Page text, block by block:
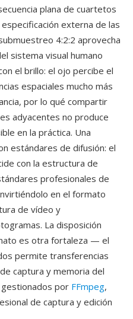
plana de cuartetos
externa de las
4:2:2 aprovecha
sistema visual humano
el brillo: el ojo percibe el
espaciales mucho más
por lo qué compartir
adyacentes no produce
en la práctica. Una
estándares de difusión: el
con la estructura de
profesionales de
en el formato
de vídeo y
La disposición
es otra fortaleza — el
permite transferencias
captura y memoria del
por FFmpeg,
de captura y edición